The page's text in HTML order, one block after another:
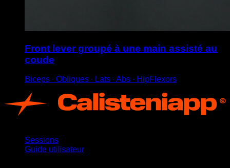
Front lever groupé à une main assisté au
coude
Biceps ∙ Obliques ∙ Lats ∙ Abs ∙ HipFlexors
Sessions
Guide utilisateur